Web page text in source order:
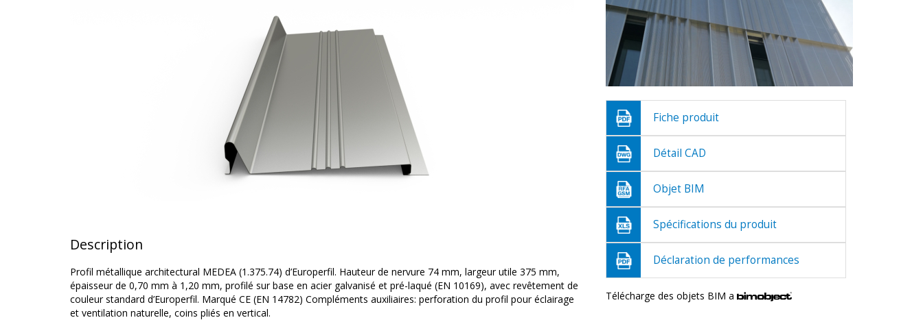
Description
Profil métallique architectural MEDEA (1.375.74) d’Europerfil. Hauteur de nervure 74 mm, largeur utile 375 mm,
épaisseur de 0,70 mm à 1,20 mm, profilé sur base en acier galvanisé et pré-laqué (EN 10169), avec revêtement de
couleur standard d’Europerfil. Marqué CE (EN 14782) Compléments auxiliaires: perforation du profil pour éclairage
et ventilation naturelle, coins pliés en vertical.
Fiche produit
Détail CAD
Objet BIM
Spécifications du produit
Déclaration de performances
Télécharge des objets BIM a